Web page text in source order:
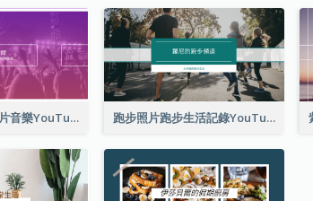
紫色漸變音樂照片音樂YouTube頻道圖片 跑步照片跑步生活記錄YouTube頻道圖片